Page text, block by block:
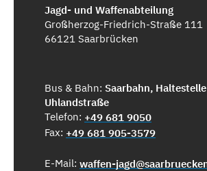
Jagd- und Waffenabteilung
Großherzog-Friedrich-Straße 111
66121 Saarbrücken
Bus & Bahn: Saarbahn, Haltestelle
Uhlandstraße
Telefon: +49 681 9050
Fax: +49 681 905-3579
E-Mail: